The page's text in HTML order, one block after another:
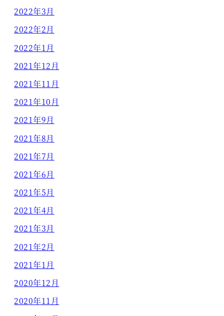
2022年3月
2022年2月
2022年1月
2021年12月
2021年11月
2021年10月
2021年9月
2021年8月
2021年7月
2021年6月
2021年5月
2021年4月
2021年3月
2021年2月
2021年1月
2020年12月
2020年11月